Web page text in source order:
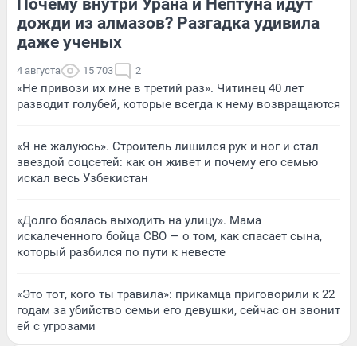
Почему внутри Урана и Нептуна идут
дожди из алмазов? Разгадка удивила
даже ученых
4 августа 15 703 2
«Не привози их мне в третий раз». Читинец 40 лет
разводит голубей, которые всегда к нему возвращаются
«Я не жалуюсь». Строитель лишился рук и ног и стал
звездой соцсетей: как он живет и почему его семью
искал весь Узбекистан
«Долго боялась выходить на улицу». Мама
искалеченного бойца СВО — о том, как спасает сына,
который разбился по пути к невесте
«Это тот, кого ты травила»: прикамца приговорили к 22
годам за убийство семьи его девушки, сейчас он звонит
ей с угрозами